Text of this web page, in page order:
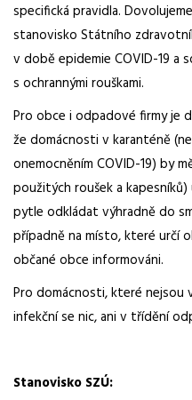
specifická pravidla.
stanovisko Státního
v době epidemie COVID-19 a
s ochrannými rouškami.
Pro obce i odpadové firmy je
že domácnosti v karanténě
onemocněním COVID-19) by
použitých roušek a
pytle odkládat výhradně do
případně na místo, které určí
občané obce informováni.
Pro domácnosti, které nejsou
infekční se nic, ani v třídění
Stanovisko SZÚ: